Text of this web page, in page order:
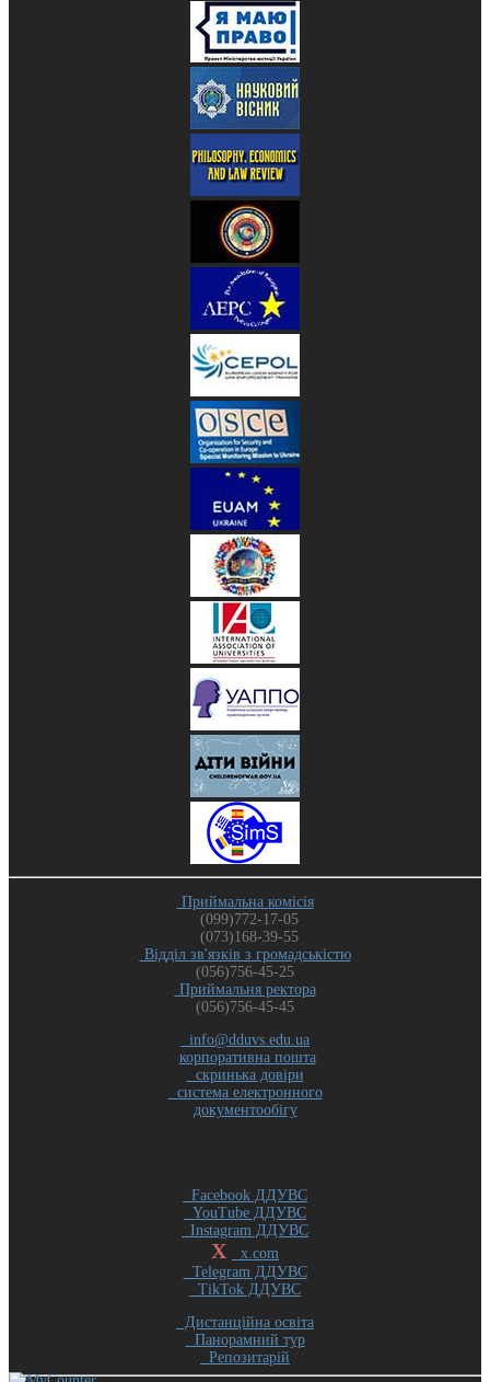
Приймальна комісія
(099)772-17-05
(073)168-39-55
Відділ зв'язків з громадськістю
(056)756-45-25
Приймальня ректора
(056)756-45-45
info@dduvs.edu.ua
корпоративна пошта
скринька довіри
система електронного
документообігу
Facebook ДДУВС
YouTube ДДУВС
Instagram ДДУВС
X
x.com
Telegram ДДУВС
TikTok ДДУВС
Дистанційна освіта
Панорамний тур
Репозитарій